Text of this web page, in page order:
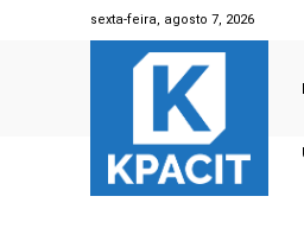
sexta-feira, agosto 7, 2026